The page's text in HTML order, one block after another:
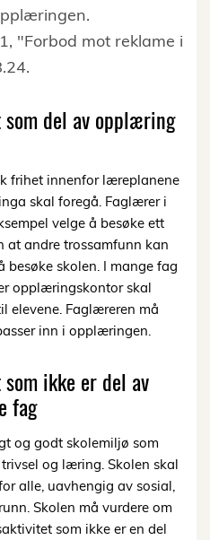
"Forbod mot reklame i
del av opplæring
frihet innenfor læreplanene
skal foregå. Faglærer i
velge å besøke ett
at andre trossamfunn kan
besøke skolen. I mange fag
opplæringskontor skal
elevene. Faglæreren må
inn i opplæringen.
ikke er del av
fag
og godt skolemiljø som
og læring. Skolen skal
alle, uavhengig av sosial,
Skolen må vurdere om
som ikke er en del